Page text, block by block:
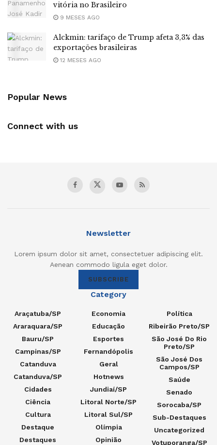
vitória no Brasileiro
9 MESES AGO
Alckmin: tarifaço de Trump afeta 3,3% das
exportações brasileiras
12 MESES AGO
Popular News
Connect with us
Newsletter
Lorem ipsum dolor sit amet, consectetuer adipiscing elit.
Aenean commodo ligula eget dolor.
SUBSCRIBE
Category
Araçatuba/SP
Araraquara/SP
Bauru/SP
Campinas/SP
Catanduva
Catanduva/SP
Cidades
Ciência
Cultura
Destaque
Destaques
Economia
Educação
Esportes
Fernandópolis
Geral
Hotnews
Jundiaí/SP
Litoral Norte/SP
Litoral Sul/SP
Olímpia
Opinião
Política
Ribeirão Preto/SP
São José Do Rio
Preto/SP
São José Dos
Campos/SP
Saúde
Senado
Sorocaba/SP
Sub-Destaques
Uncategorized
Votuporanga/SP